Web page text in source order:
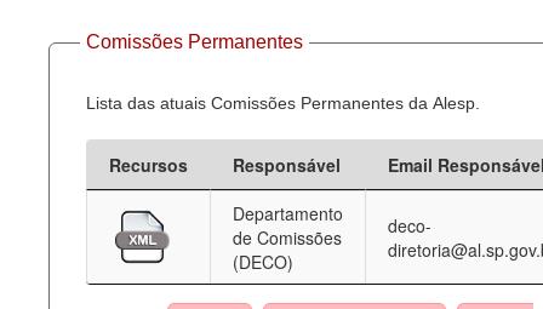
ContatoComissões Permanentes
Lista das atuais Comissões Permanentes da Alesp.
Recursos Responsável
Email
Departamento
de Comissões
(DECO)
deco-